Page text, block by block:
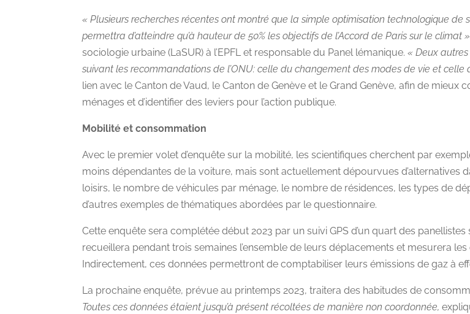
« Plusieurs recherches récentes ont montré que la simple optimisation technologique
permettra d’atteindre qu’à hauteur de 50% les objectifs de l’Accord de Paris sur le climat »
sociologie urbaine (LaSUR) à l’EPFL et responsable du Panel lémanique.« Deux
suivant les recommandations de l’ONU: celle du changement des modes de vie et celle
lien avec le Canton de Vaud, le Canton de Genève et le Grand Genève, afin de
ménages et d’identifier des leviers pour l’action publique.
Mobilité et consommation
Avec le premier volet d’enquête sur la mobilité, les scientifiques cherchent par
moins dépendantes de la voiture, mais sont actuellement dépourvues d’alternatives
loisirs, le nombre de véhicules par ménage, le nombre de résidences, les types de
d’autres exemples de thématiques abordées par le questionnaire.
Cette enquête sera complétée début 2023 par un suivi GPS d’un quart des
recueillera pendant trois semaines l’ensemble de leurs déplacements et mesurera
Indirectement, ces données permettront de comptabiliser leurs émissions de gaz à
La prochaine enquête, prévue au printemps 2023, traitera des habitudes de
Toutes ces données étaient jusqu’à présent récoltées de manière non coordonnée,